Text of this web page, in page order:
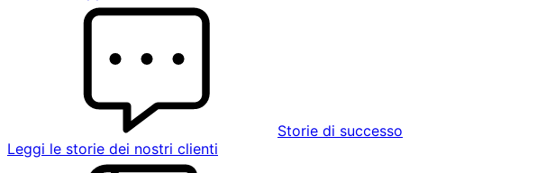
Storie di successo
Leggi le storie dei nostri clienti